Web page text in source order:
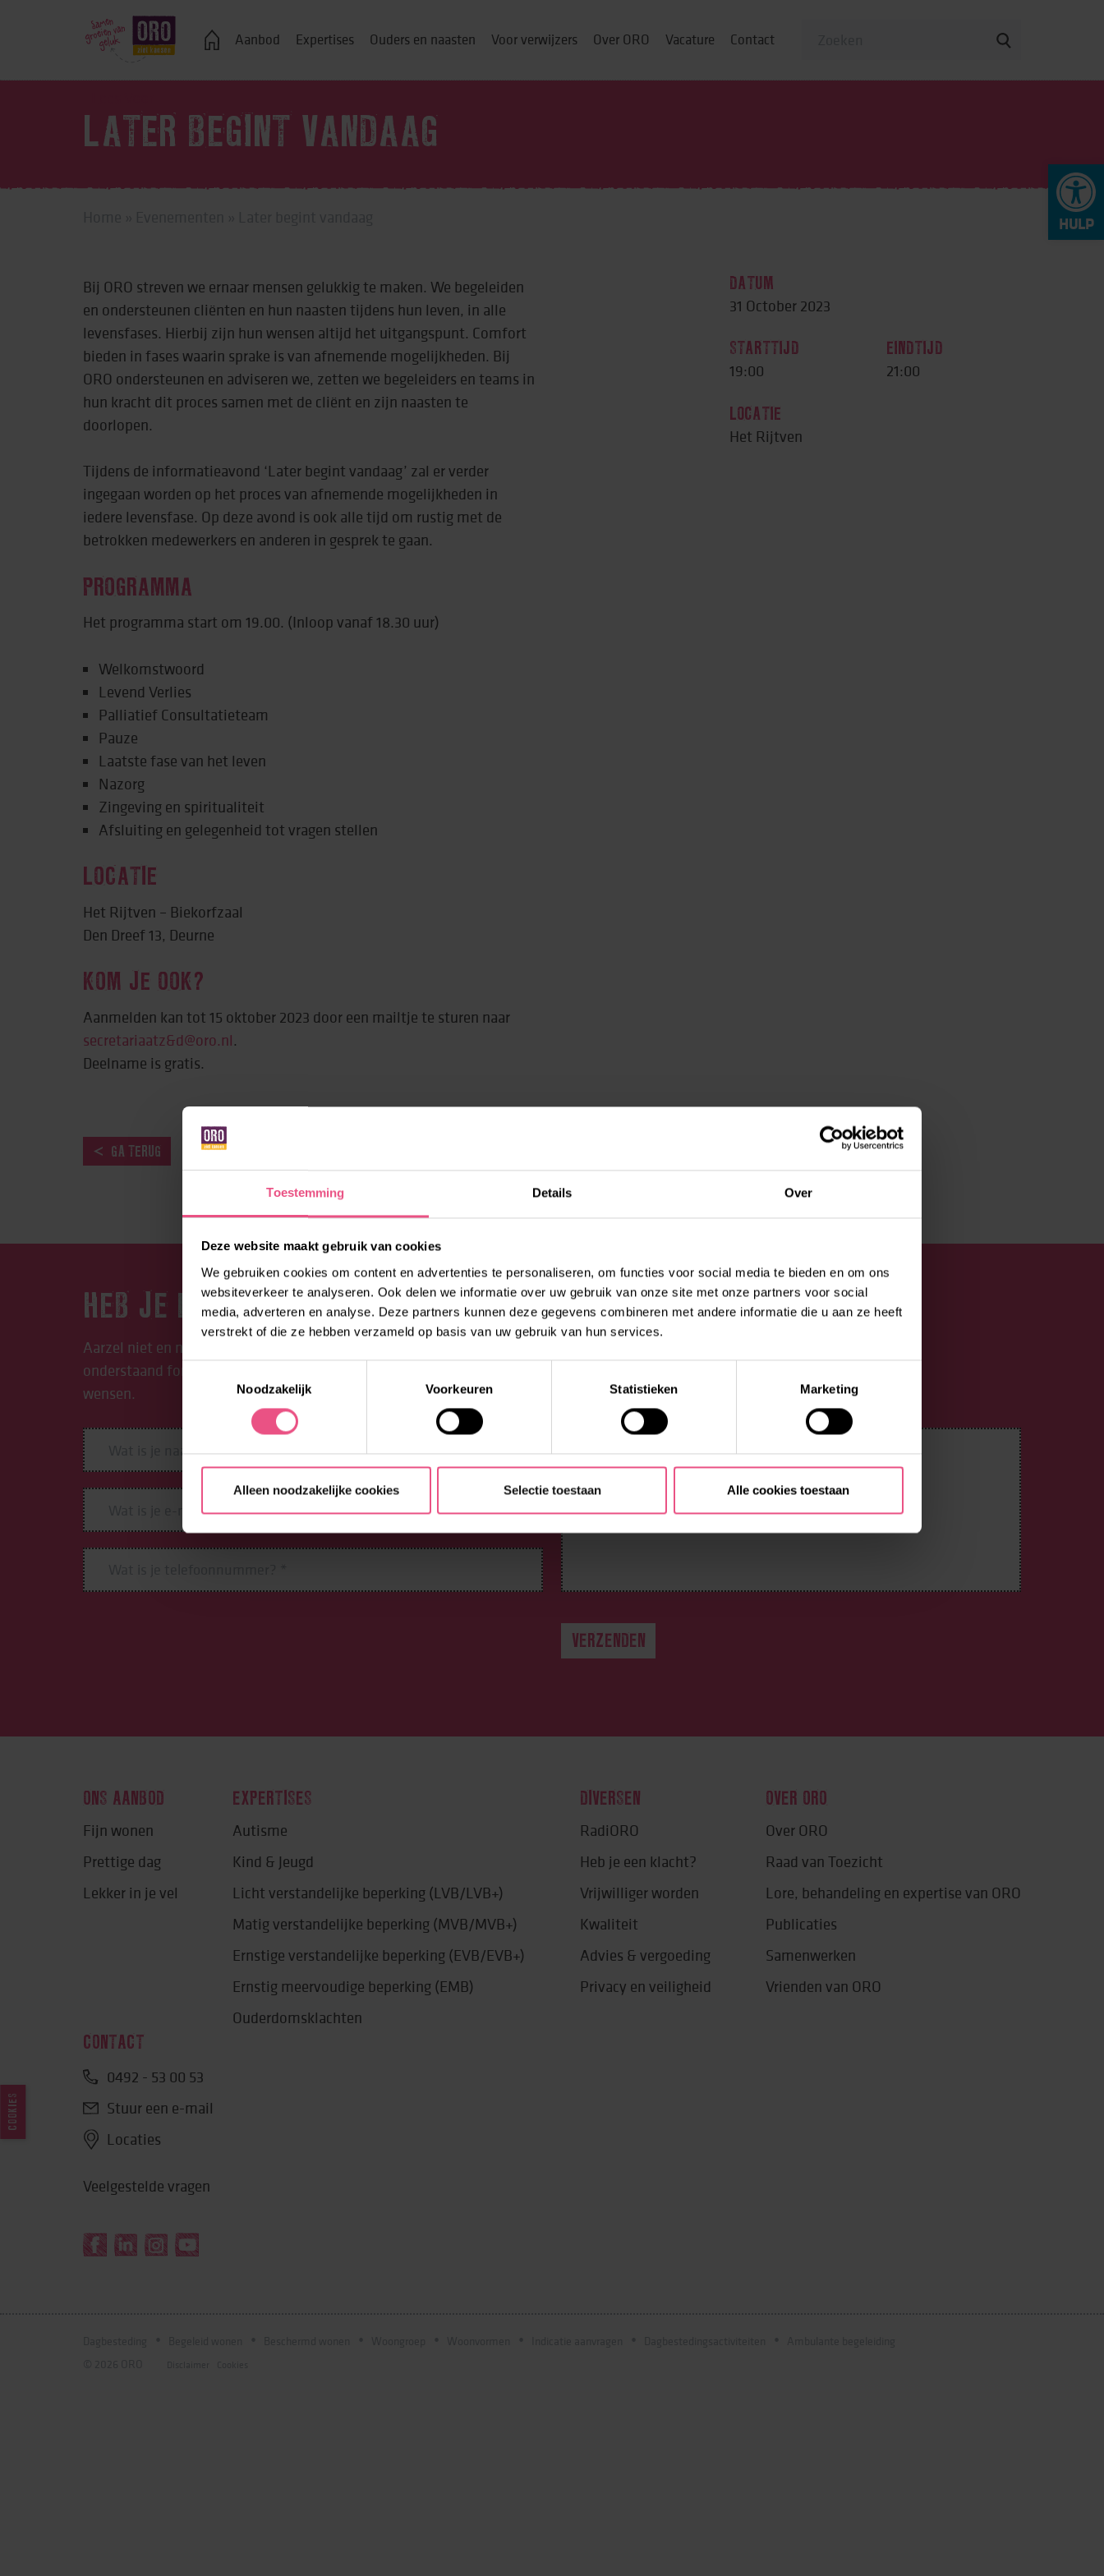
Toestemming Details Over
Deze website maakt gebruik van cookies
We gebruiken cookies om content en advertenties te personaliseren, om functies voor social media te bieden en om ons
websiteverkeer te analyseren. Ook delen we informatie over uw gebruik van onze site met onze partners voor social
media, adverteren en analyse. Deze partners kunnen deze gegevens combineren met andere informatie die u aan ze heeft
verstrekt of die ze hebben verzameld op basis van uw gebruik van hun services.
Noodzakelijk
Voorkeuren Statistieken Marketing
Alleen noodzakelijke cookies Selectie toestaan Alle cookies toestaan
Aanbod
Ondersteuning bij jou thuis
Onderwijs, advies & cursussen
Vrije tijd
Werk & dagbesteding
Behandeling & expertise (Lore)
Expertises Ouders en naasten Voor verwijzers Over ORO Vacature Contact
Veelgestelde vragen
LATER BEGINT VANDAAG
Bij ORO streven we ernaar mensen gelukkig te maken. We begeleiden
en ondersteunen cliënten en hun naasten tijdens hun leven, in alle
levensfases. Hierbij zijn hun wensen altijd het uitgangspunt. Comfort
bieden in fases waarin sprake is van afnemende mogelijkheden. Bij
ORO ondersteunen en adviseren we, zetten we begeleiders en teams in
hun kracht dit proces samen met de cliënt en zijn naasten te
doorlopen.
Tijdens de informatieavond ‘Later begint vandaag’ zal er verder
ingegaan worden op het proces van afnemende mogelijkheden in
iedere levensfase. Op deze avond is ook alle tijd om rustig met de
betrokken medewerkers en anderen in gesprek te gaan.
PROGRAMMA
Het programma start om 19.00. (Inloop vanaf 18.30 uur)
Welkomstwoord
Levend Verlies
Palliatief Consultatieteam
Pauze
Laatste fase van het leven
Nazorg
Zingeving en spiritualiteit
Afsluiting en gelegenheid tot vragen stellen
LOCATIE
Het Rijtven – Biekorfzaal
Den Dreef 13, Deurne
KOM JE OOK?
Aanmelden kan tot 15 oktober 2023 door een mailtje te sturen naar
secretariaatz&d@oro.nl.
Deelname is gratis.
DATUM
31 October 2023
STARTTIJD
19:00
EINDTIJD
21:00
LOCATIE
Het Rijtven
GA TERUG
HEB JE EEN VRAAG?
Aarzel niet en neem contact op met ORO. Bel:
onderstaand formulier in. We begeleiden je graag bij jouw vragen en
wensen.
ONS AANBOD
Fijn wonen
Prettige dag
Lekker in je vel
EXPERTISES
Autisme
Kind & Jeugd
Licht verstandelijke beperking (LVB/LVB+)
Matig verstandelijke beperking (MVB/MVB+)
Ernstige verstandelijke beperking (EVB/EVB+)
Ernstig meervoudige beperking (EMB)
Ouderdomsklachten
DIVERSEN
RadiORO
Heb je een klacht?
Vrijwilliger worden
Kwaliteit
Advies & vergoeding
Privacy en veiligheid
OVER ORO
Over ORO
Raad van Toezicht
Lore, behandeling en expertise van ORO
Publicaties
Samenwerken
Vrienden van ORO
CONTACT
0492 - 53 00 53
Stuur een e-mail
Locaties
Veelgestelde vragen
COOKIES